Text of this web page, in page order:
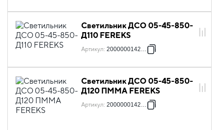
Светильник ДСО 05-45-850-
Д110 FEREKS
Артикул: 2000000142838
Светильник ДСО 05-45-850-
Д120 ПММА FEREKS
Артикул: 2000000142845